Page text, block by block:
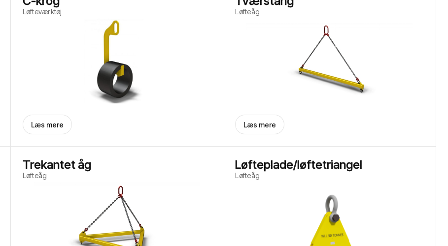
Løfteværktøj
Læs mere
Løfteåg
Læs mere
Trekantet åg
Løfteåg
Løfteplade/løftetriangel
Løfteåg